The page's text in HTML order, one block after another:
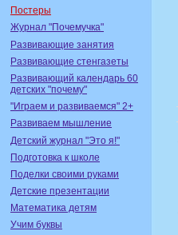
Постеры
Журнал "Почемучка"
Развивающие занятия
Развивающие стенгазеты
Развивающий календарь 60
детских "почему"
"Играем и развиваемся" 2+
Развиваем мышление
Детский журнал "Это я!"
Подготовка к школе
Поделки своими руками
Детские презентации
Математика детям
Учим буквы